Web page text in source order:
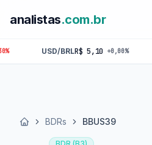
analistas.com.br
USD/BRLR$ 5,10 +0,00% EUR/
Início BDRs BBUS39